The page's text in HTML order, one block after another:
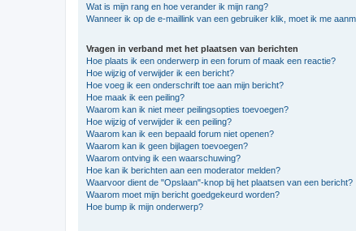
Wat is mijn rang en hoe verander ik mijn rang?
Wanneer ik op de e-maillink van een gebruiker klik, moet ik me
Vragen in verband met het plaatsen van berichten
Hoe plaats ik een onderwerp in een forum of maak een reactie?
Hoe wijzig of verwijder ik een bericht?
Hoe voeg ik een onderschrift toe aan mijn bericht?
Hoe maak ik een peiling?
Waarom kan ik niet meer peilingsopties toevoegen?
Hoe wijzig of verwijder ik een peiling?
Waarom kan ik een bepaald forum niet openen?
Waarom kan ik geen bijlagen toevoegen?
Waarom ontving ik een waarschuwing?
Hoe kan ik berichten aan een moderator melden?
Waarvoor dient de "Opslaan"-knop bij het plaatsen van een bericht?
Waarom moet mijn bericht goedgekeurd worden?
Hoe bump ik mijn onderwerp?